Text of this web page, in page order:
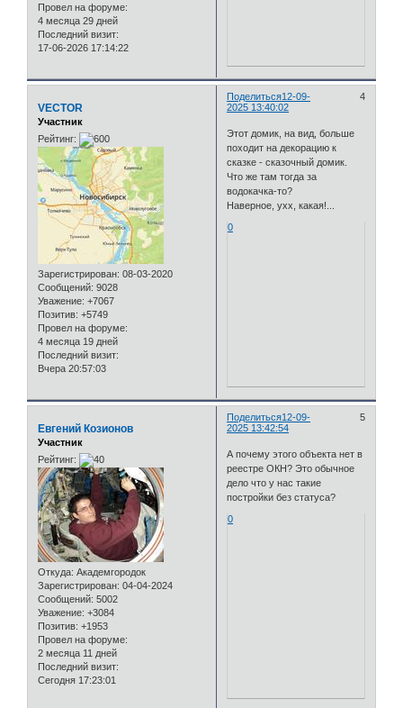
Провел на форуме:
4 месяца 29 дней
Последний визит:
17-06-2026 17:14:22
Поделиться 4
12-09-
2025 13:40:02
VECTOR
Участник
Рейтинг:
Зарегистрирован: 08-03-2020
Сообщений: 9028
Уважение: +7067
Позитив: +5749
Провел на форуме:
4 месяца 19 дней
Последний визит:
Вчера 20:57:03
Этот домик, на вид, больше
походит на декорацию к
сказке - сказочный домик.
Что же там тогда за
водокачка-то?
Наверное, ухх, какая!...
0
Поделиться 5
12-09-
2025 13:42:54
Евгений Козионов
Участник
Рейтинг:
Откуда: Академгородок
Зарегистрирован: 04-04-2024
Сообщений: 5002
Уважение: +3084
Позитив: +1953
Провел на форуме:
2 месяца 11 дней
Последний визит:
Сегодня 17:23:01
А почему этого объекта нет в
реестре ОКН? Это обычное
дело что у нас такие
постройки без статуса?
0